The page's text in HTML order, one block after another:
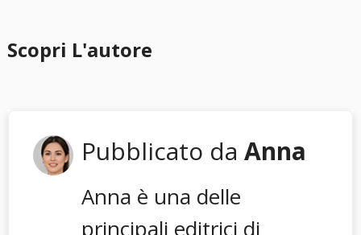
Scopri L'autore
Pubblicato da Anna
Anna è una delle
principali editrici di